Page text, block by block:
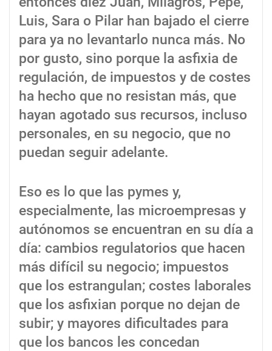
Luis, Sara o Pilar han bajado el cierre
para ya no levantarlo nunca más. No
por gusto, sino porque la asfixia de
regulación, de impuestos y de costes
ha hecho que no resistan más, que
hayan agotado sus recursos, incluso
personales, en su negocio, que no
puedan seguir adelante.
Eso es lo que las pymes y,
especialmente, las microempresas y
autónomos se encuentran en su día a
día: cambios regulatorios que hacen
más difícil su negocio; impuestos
que los estrangulan; costes laborales
que los asfixian porque no dejan de
subir; y mayores dificultades para
que los bancos les concedan